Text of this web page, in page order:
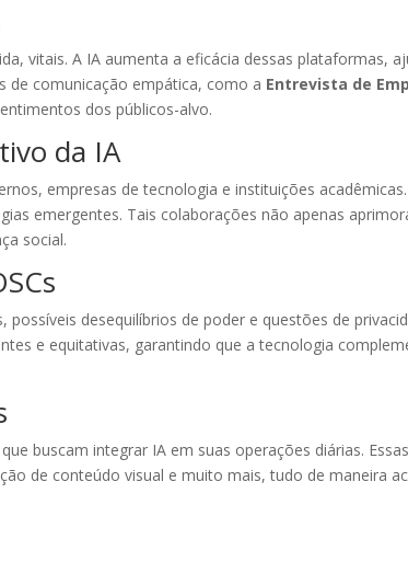
vitais. A IA aumenta a eficácia dessas plataformas,
de comunicação empática, como a Entrevista de
dos públicos-alvo.
da IA
empresas de tecnologia e instituições
emergentes. Tais colaborações não apenas
social.
desequilíbrios de poder e questões de
e equitativas, garantindo que a tecnologia
buscam integrar IA em suas operações diárias.
de conteúdo visual e muito mais, tudo de maneira